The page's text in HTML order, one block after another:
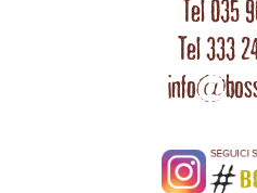
Tel 035
Tel 333